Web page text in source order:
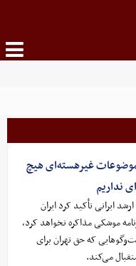
موضوعات غیرهسته‌ای هیچ
نداریم
ایرانی تأکید کرد ایران
موشکی مذاکره نخواهد کرد،
که حق تهران برای
می‌کند.